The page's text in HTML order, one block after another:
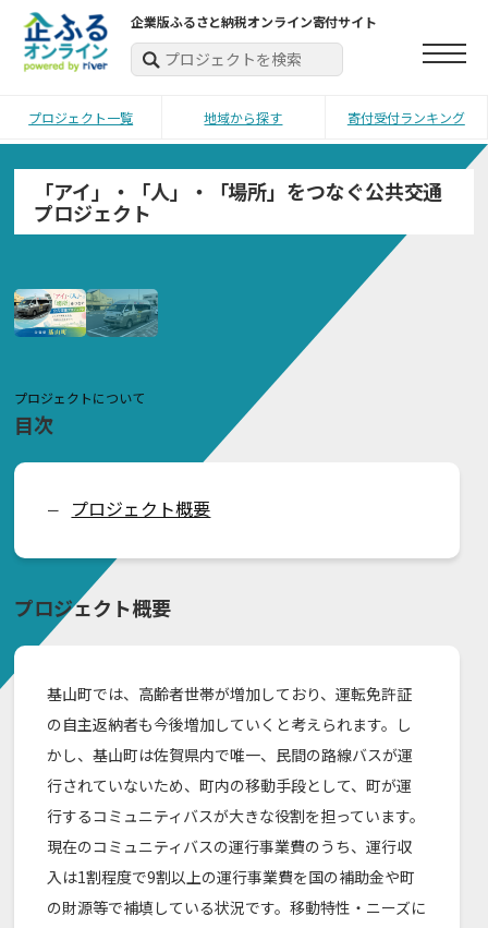
企業版ふるさと納税オンライン寄付サイト
プロジェクト一覧 地域から探す 寄付受付ランキング
「アイ」・「人」・「場所」をつなぐ公共交通
プロジェクト
プロジェクトについて
目次
ー プロジェクト概要
プロジェクト概要
基山町では、高齢者世帯が増加しており、運転免許証
の自主返納者も今後増加していくと考えられます。し
かし、基山町は佐賀県内で唯一、民間の路線バスが運
行されていないため、町内の移動手段として、町が運
行するコミュニティバスが大きな役割を担っています。
現在のコミュニティバスの運行事業費のうち、運行収
入は1割程度で9割以上の運行事業費を国の補助金や町
の財源等で補填している状況です。移動特性・ニーズに